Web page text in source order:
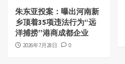
朱东亚投案：曝出河南新
乡顶着35项违法行为“远
洋捕捞”港商成都企业
2026年7月28日 0